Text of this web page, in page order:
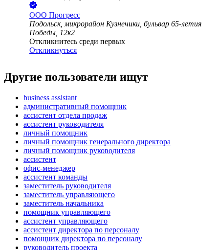
ООО Прогресс
Подольск, микрорайон Кузнечики, бульвар 65-летия
Победы, 12к2
Откликнитесь среди первых
Откликнуться
Другие пользователи ищут
business assistant
административный помощник
ассистент отдела продаж
ассистент руководителя
личный помощник
личный помощник генерального директора
личный помощник руководителя
ассистент
офис-менеджер
ассистент команды
заместитель руководителя
заместитель управляющего
заместитель начальника
помощник управляющего
ассистент управляющего
ассистент директора по персоналу
помощник директора по персоналу
руководитель проекта